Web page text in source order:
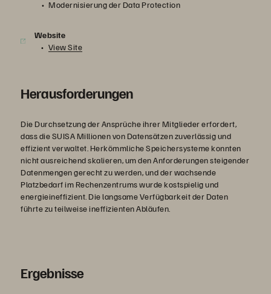
Modernisierung der Data Protection
Website
View Site
Herausforderungen
Die Durchsetzung der Ansprüche ihrer Mitglieder erfordert,
dass die SUISA Millionen von Datensätzen zuverlässig und
effizient verwaltet. Herkömmliche Speichersysteme konnten
nicht ausreichend skalieren, um den Anforderungen steigender
Datenmengen gerecht zu werden, und der wachsende
Platzbedarf im Rechenzentrums wurde kostspielig und
energieineffizient. Die langsame Verfügbarkeit der Daten
führte zu teilweise ineffizienten Abläufen.
Ergebnisse